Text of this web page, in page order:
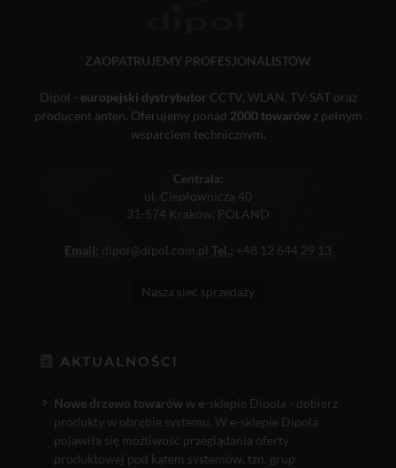
ZAOPATRUJEMY PROFESJONALISTÓW
Dipol - europejski dystrybutor CCTV, WLAN, TV-SAT oraz
producent anten. Oferujemy ponad 2000 towarówz pełnym
wsparciem technicznym.
Centrala:
ul. Ciepłownicza 40
31-574 Kraków, POLAND
Email: dipol@dipol.com.pl Tel.: +48 12 644 29 13
Nasza sieć sprzedaży
AKTUALNOŚCI
Nowe drzewo towarów w e-sklepie Dipola - dobierz
produkty w obrębie systemu. W e-sklepie Dipola
pojawiła się możliwość przeglądania oferty
produktowej pod kątem systemów, tzn. grup